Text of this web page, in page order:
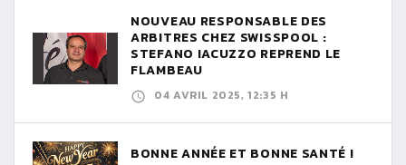
NOUVEAU RESPONSABLE DES
ARBITRES CHEZ SWISSPOOL :
STEFANO IACUZZO REPREND LE
FLAMBEAU
04 AVRIL 2025, 12:35 H
BONNE ANNÉE ET BONNE SANTÉ !